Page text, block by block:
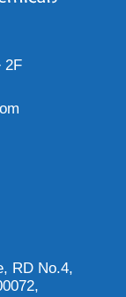
2F
RD No.4,